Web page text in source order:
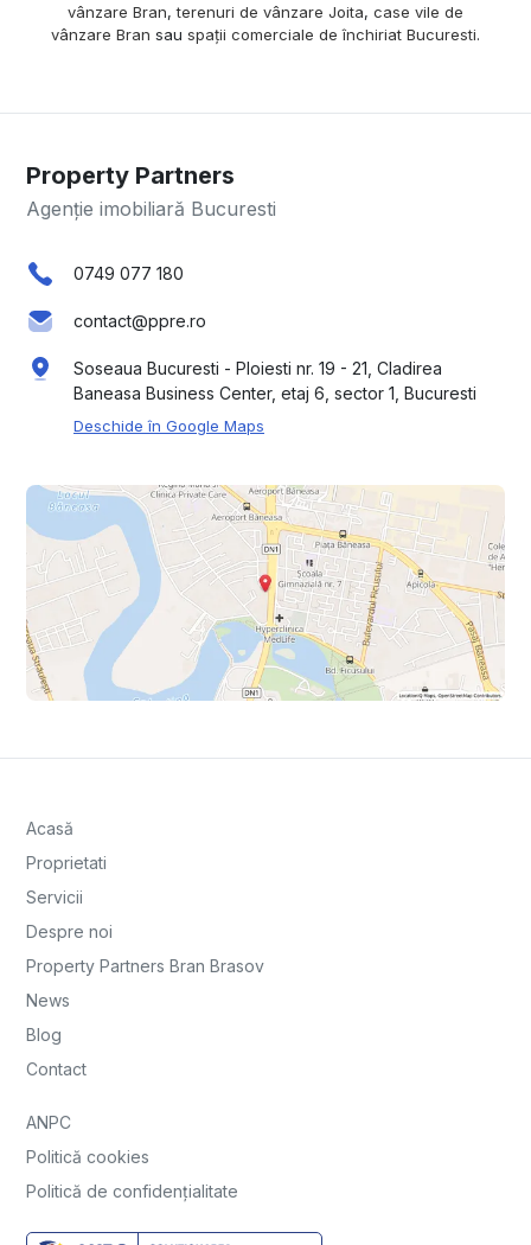
vânzare Bran,terenuri de vânzare Joita, case vile de
vânzare Bran sau spații comerciale de închiriat Bucuresti.
Property Partners
Agenție imobiliară Bucuresti
0749 077 180
contact@ppre.ro
Soseaua Bucuresti - Ploiesti nr. 19 - 21, Cladirea
Baneasa Business Center, etaj 6, sector 1, Bucuresti
Deschide în Google Maps
Acasă
Proprietati
Servicii
Despre noi
Property Partners Bran Brasov
News
Blog
Contact
ANPC
Politică cookies
Politică de confidențialitate